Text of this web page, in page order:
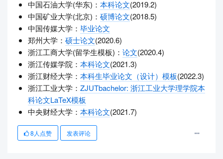
中国石油大学(华东)： 本科论文(2019.2)
中国矿业大学(北京)： 硕博论文(2018.5)
中国传媒大学： 毕业论文
郑州大学： 硕士论文(2020.6)
浙江工商大学(留学生模板)： 论文(2020.4)
浙江传媒学院： 本科论文(2021.3)
浙江财经大学： 本科生毕业论文（设计）模板(2022.3)
浙江工业大学： ZJUTbachelor: 浙江工业大学理学院本
科论文LaTeX模板
中央财经大学： 本科论文(2021.7)
8 人点赞 发表评论